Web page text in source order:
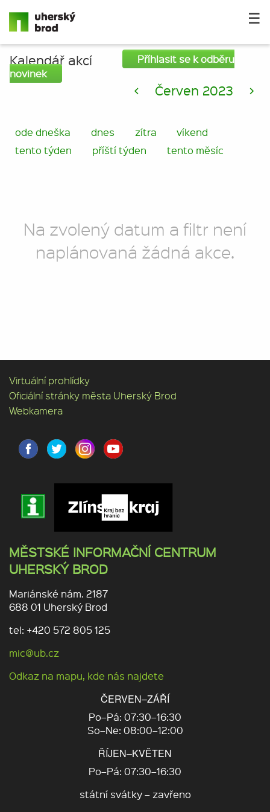
☰
Kalendář akcí
Příhlasit se k odběru
novinek
< Červen 2023 >
ode dneška dnes zítra
víkend
tento týden
příští týden tento měsíc
Na zvolený datum a filtr není
naplánovaná žádná akce.
Virtuální prohlídky
Oficiální stránky města Uherský Brod
Webkamera
MĚSTSKÉ INFORMAČNÍ CENTRUM
UHERSKÝ BROD
Mariánské nám. 2187
688 01 Uherský Brod
tel: +420 572 805 125
mic@ub.cz
Odkaz na mapu, kde nás najdete
ČERVEN–ZÁŘÍ
Po–Pá: 07:30–16:30
So–Ne: 08:00–12:00
ŘÍJEN–KVĚTEN
Po–Pá: 07:30–16:30
státní svátky – zavřeno